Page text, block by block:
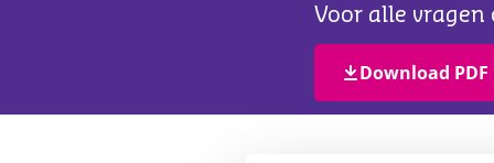
Voor alle
Download PDF